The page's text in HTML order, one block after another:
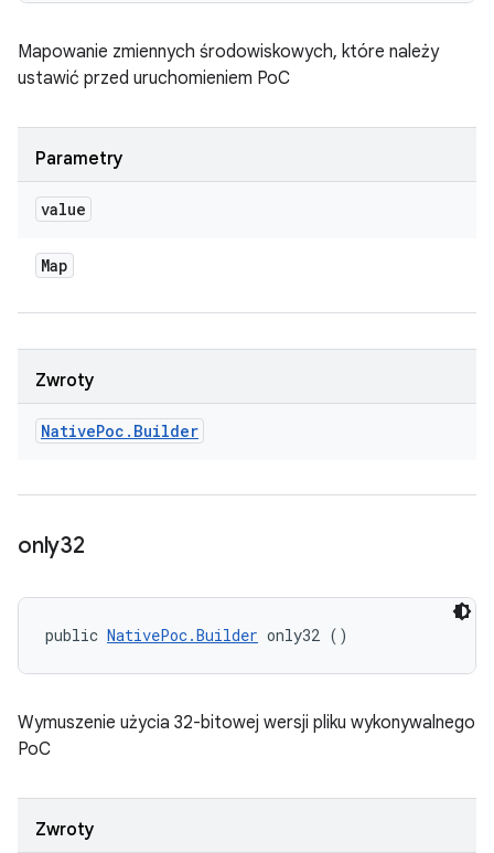
Mapowanie zmiennych środowiskowych, które należy
ustawić przed uruchomieniem PoC
Parametry
value
Map
Zwroty
NativePoc . Builder
only32
public NativePoc.Builder only32 ()
Wymuszenie użycia 32-bitowej wersji pliku wykonywalnego
PoC
Zwroty